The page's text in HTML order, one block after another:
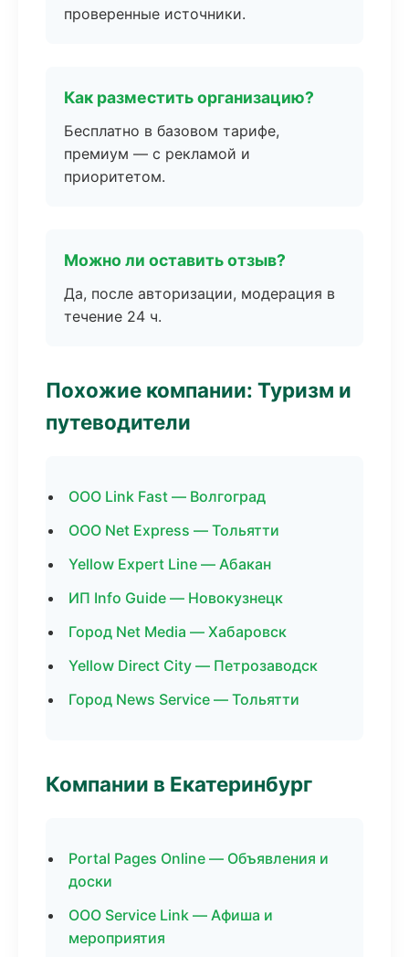
проверенные источники.
Как разместить организацию?
Бесплатно в базовом тарифе,
премиум — с рекламой и
приоритетом.
Можно ли оставить отзыв?
Да, после авторизации, модерация в
течение 24 ч.
Похожие компании: Туризм и
путеводители
ООО Link Fast — Волгоград
ООО Net Express — Тольятти
Yellow Expert Line — Абакан
ИП Info Guide — Новокузнецк
Город Net Media — Хабаровск
Yellow Direct City — Петрозаводск
Город News Service — Тольятти
Компании в Екатеринбург
Portal Pages Online — Объявления и
доски
ООО Service Link — Афиша и
мероприятия